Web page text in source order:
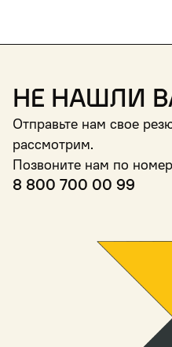
Не нашли
Отправьте нам свое
рассмотрим.
Позвоните нам по
8 800 700 00 99